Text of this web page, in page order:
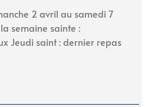
2 avril au samedi 7
semaine sainte :
Jeudi saint : dernier repas